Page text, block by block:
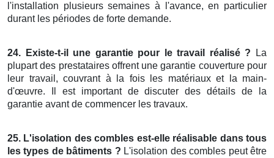
l'installation plusieurs semaines à l'avance, en particulier
durant les périodes de forte demande.
24. Existe-t-il une garantie pour le travail réalisé ? La
plupart des prestataires offrent une garantie couverture pour
leur travail, couvrant à la fois les matériaux et la main-
d'œuvre. Il est important de discuter des détails de la
garantie avant de commencer les travaux.
25. L'isolation des combles est-elle réalisable dans tous
les types de bâtiments ? L'isolation des combles peut être